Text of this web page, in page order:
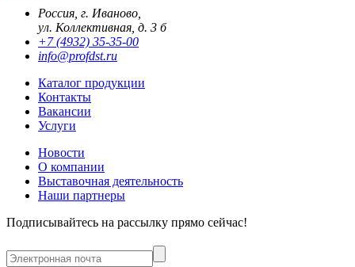
Россия, г. Иваново,
ул. Коллективная, д. 3 б
+7 (4932) 35-35-00
info@profdst.ru
Каталог продукции
Контакты
Вакансии
Услуги
Новости
О компании
Выставочная деятельность
Наши партнеры
Подписывайтесь на рассылку прямо сейчас!